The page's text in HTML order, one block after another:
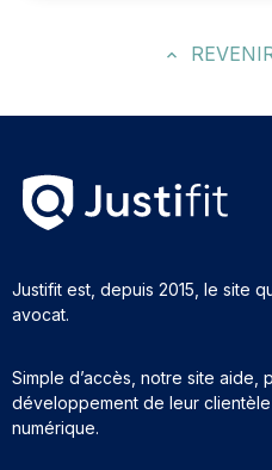
Justifit est, depuis 2015, le site
avocat.
Simple d’accès, notre site aide,
développement de leur
numérique.